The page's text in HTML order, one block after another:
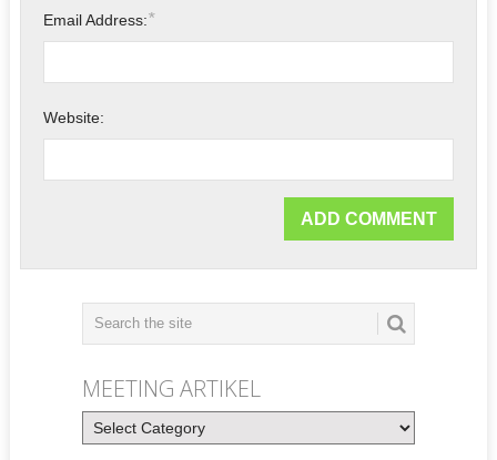
Email Address:*
Website:
MEETING ARTIKEL
Meeting
Artikel